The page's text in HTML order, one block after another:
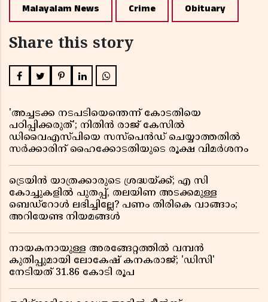
Malayalam News Crime Obituary
Share this story
'അച്ചടക്ക നടപടിയെന്തെന്ന് കോടതിയെ
പഠിപ്പിക്കരുത്'; നിതിൻ രാജ് കേസിൽ
ഡിവൈഎസ്പിയെ സസ്പെൻഡ് ചെയ്യാത്തതിൽ
സർക്കാരിന് ഹൈക്കോടതിയുടെ രൂക്ഷ വിമർശനം
ട്രെയിൻ യാത്രക്കാരുടെ ശ്രദ്ധയ്ക്ക്; എ സി
കോച്ചുകളിൽ പുതപ്പ്, തലയിണ അടക്കമുള്ള
ബെഡ്റോൾ ലഭിച്ചില്ലേ? പണം തിരികെ വാങ്ങാം;
അറിയേണ്ട നിയമങ്ങൾ
നായകനായുള്ള അരങ്ങേറ്റത്തിൽ വമ്പൻ
കുതിപ്പുമായി ലോകേഷ് കനകരാജ്; 'ഡിസി'
നേടിയത് 31.86 കോടി രൂപ